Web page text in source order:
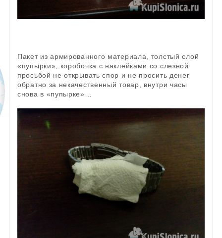
Пакет из армированного материала, толстый слой
«пупырки», коробочка с наклейками со слезной
просьбой не открывать спор и не просить денег
обратно за некачественный товар, внутри часы
снова в «пупырке»…